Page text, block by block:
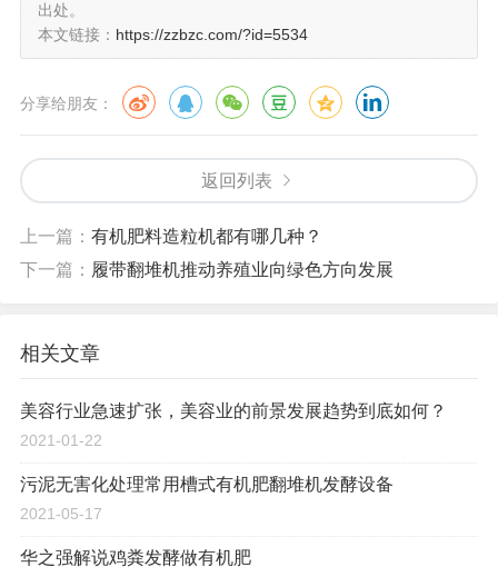
出处。
本文链接： https://zzbzc.com/?id=5534
分享给朋友：
返回列表
上一篇： 有机肥料造粒机都有哪几种？
下一篇： 履带翻堆机推动养殖业向绿色方向发展
相关文章
美容行业急速扩张，美容业的前景发展趋势到底如何？
2021-01-22
污泥无害化处理常用槽式有机肥翻堆机发酵设备
2021-05-17
华之强解说鸡粪发酵做有机肥